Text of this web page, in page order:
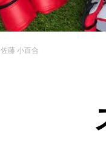
佐藤 小百合